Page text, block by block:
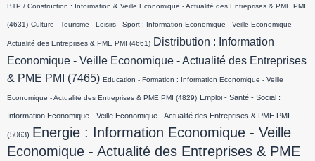
BTP / Construction : Information & Veille Economique - Actualité des Entreprises & PME PMI
(4631) Culture - Tourisme - Loisirs - Sport : Information Economique - Veille Economique -
Actualité des Entreprises & PME PMI (4661) Distribution : Information
Economique - Veille Economique - Actualité des Entreprises
& PME PMI
(7465) Education - Formation : Information Economique - Veille
Economique - Actualité des Entreprises & PME PMI (4829) Emploi - Santé - Social :
Information Economique - Veille Economique - Actualité des Entreprises & PME PMI
(5063) Energie : Information Economique - Veille
Economique - Actualité des Entreprises & PME